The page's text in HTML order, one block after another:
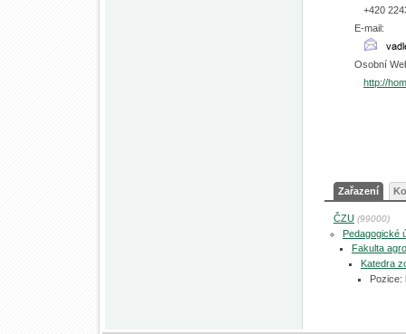
+420
E-mail:
Osobní
http://
Zařazení
ČZU (99000)
Pedagogické
Fakulta
Katedra
Pozice: